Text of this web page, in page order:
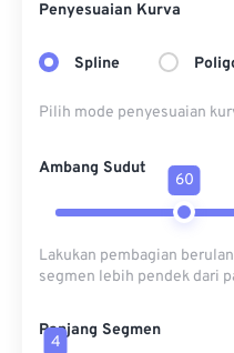
Penyesuaian Kurva
Spline
Pilih mode penyesuaian
Ambang Sudut
60
Lakukan pembagian
segmen lebih pendek dari
Panjang Segmen
4